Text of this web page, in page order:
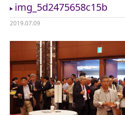
img_5d2475658c15b
2019.07.09